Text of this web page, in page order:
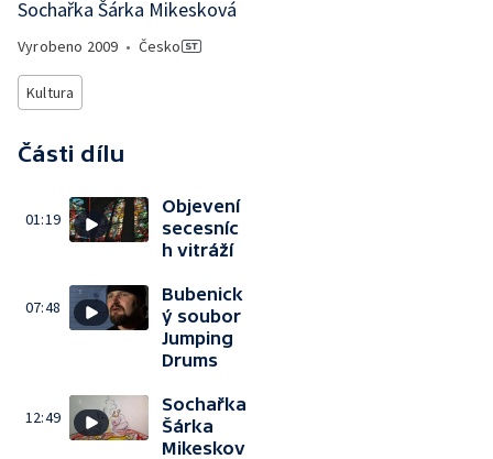
Sochařka Šárka Mikesková
Vyrobeno 2009 • Česko
Kultura
Části dílu
01:19
Objevení
secesníc
h vitráží
07:48
Bubenick
ý soubor
Jumping
Drums
12:49
Sochařka
Šárka
Mikeskov